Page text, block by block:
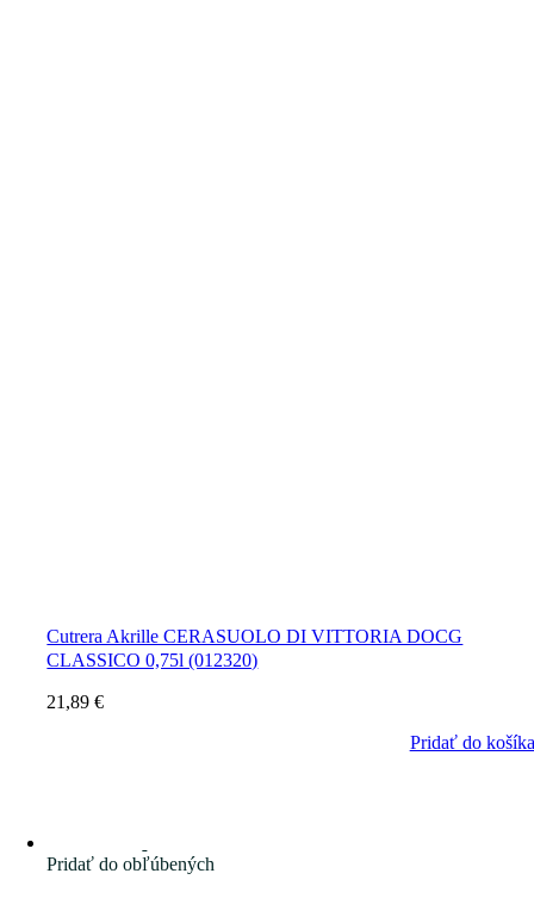
Cutrera Akrille CERASUOLO DI VITTORIA DOCG
CLASSICO 0,75l (012320)
21,89€
Pridať do košíka
Pridať do obľúbených